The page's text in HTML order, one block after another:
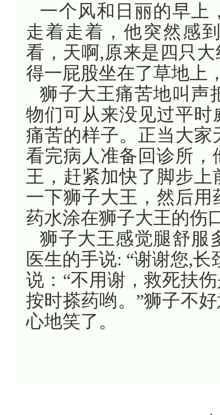
一个风和日丽的早上
走着走着，他突然感
看，天啊,原来是四只
得一屁股坐在了草地上
狮子大王痛苦地叫声
物们可从来没见过平
痛苦的样子。正当大
看完病人准备回诊所
王，赶紧加快了脚步
一下狮子大王，然后
药水涂在狮子大王的伤
狮子大王感觉腿舒服
医生的手说: “谢谢您,
说：“不用谢，救死扶
按时搽药哟。”狮子不
心地笑了。